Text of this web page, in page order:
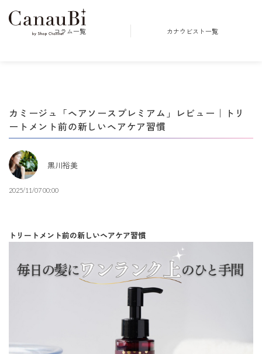
コラム一覧 カナウビスト一覧
カミージュ「ヘアソースプレミアム」レビュー｜トリ
ートメント前の新しいヘアケア習慣
黒川裕美
2025/11/07 00:00
トリートメント前の新しいヘアケア習慣